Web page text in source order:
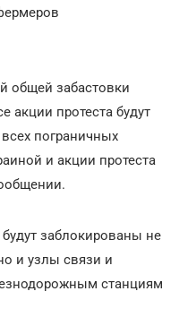
общей забастовки
акции протеста будут
пограничных
и акции протеста
заблокированы не
и узлы связи и
станциям